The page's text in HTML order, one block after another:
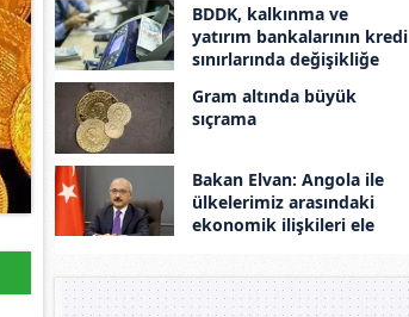
BDDK, kalkınma ve
yatırım bankalarının kredi
sınırlarında değişikliğe
Gram altında büyük
sıçrama
Bakan Elvan: Angola ile
ülkelerimiz arasındaki
ekonomik ilişkileri ele